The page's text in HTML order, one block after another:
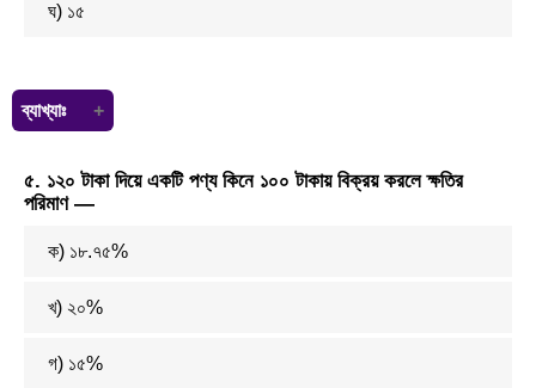
ঘ) ১৫
ব্যাখ্যাঃ
ল.সা.গু = ২×২×২×৩×৫ = ১২০
এদের যোগফল = ২+২+২+৩+৫ = ১৫
৫. ১২০ টাকা দিয়ে একটি পণ্য কিনে ১০০ টাকায় বিক্রয় করলে ক্ষতির
পরিমাণ —
ক) ১৮.৭৫%
খ) ২০%
গ) ১৫%